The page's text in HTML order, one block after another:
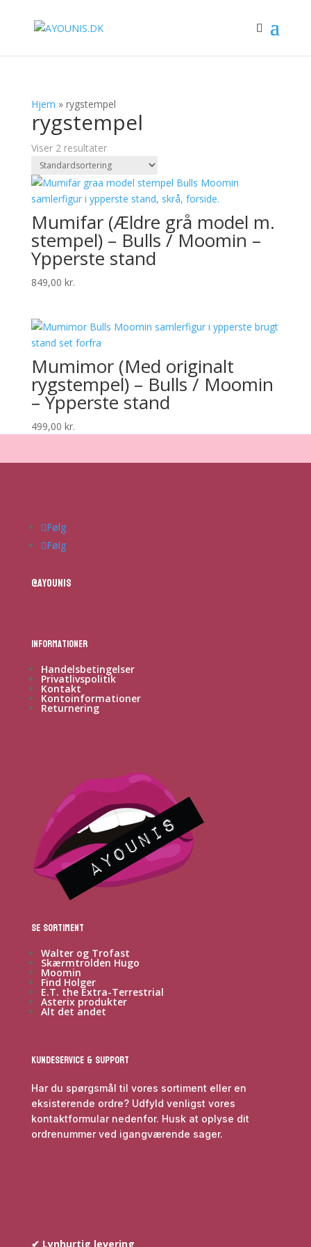
Hjem » rygstempel
rygstempel
Viser 2 resultater
Mumifar (Ældre grå model m.
stempel) – Bulls / Moomin –
Ypperste stand
849,00 kr.
Mumimor (Med originalt
rygstempel) – Bulls / Moomin
– Ypperste stand
499,00 kr.
Følg
Følg
@ayounis
Informationer
Handelsbetingelser
Privatlivspolitik
Kontakt
Kontoinformationer
Returnering
Se sortiment
Walter og Trofast
Skærmtrolden Hugo
Moomin
Find Holger
E.T. the Extra-Terrestrial
Asterix produkter
Alt det andet
Kundeservice & Support
Har du spørgsmål til vores sortiment eller en
eksisterende ordre? Udfyld venligst vores
kontaktformular nedenfor. Husk at oplyse dit
ordrenummer ved igangværende sager.
✔ Lynhurtig levering